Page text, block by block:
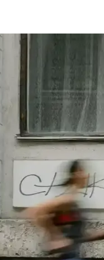
Deneyimleri ve
ve çevresel faydalar
ve
kaliteli kablolar uzun
Tasarrufu ile
sağlarken makine
Bilgi ve Kullanıcı
bilgiler sınırlı olup, içerik
ve Kullanım
sunar. Isıyı iyi
ve Eğlenceli